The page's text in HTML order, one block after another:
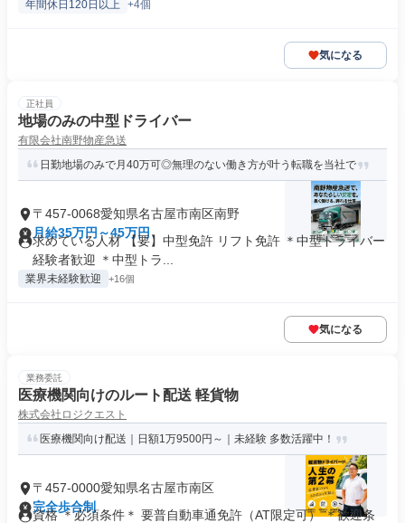
年間休日120日以上 +4個
気になる
正社員
地場のみの中型ドライバー
有限会社南野物産急送
日勤地場のみで月40万可◎無理のない働き方が叶う転職を当社で
〒457-0068愛知県名古屋市南区南野
月給35万円～45万円
求めている人材 【要】中型免許 リフト免許 ＊中型ドライバー
経験者歓迎 ＊中型トラ...
業界未経験歓迎 +16個
気になる
業務委託
医療機関向けのルート配送 軽貨物
株式会社ロジクエスト
医療機関向け配送｜日額1万9500円～｜未経験 多数活躍中！
〒457-0000愛知県名古屋市南区
完全歩合制
資格 ＊必須条件＊ 要普自動車通免許（AT限定可） ＊歓迎条